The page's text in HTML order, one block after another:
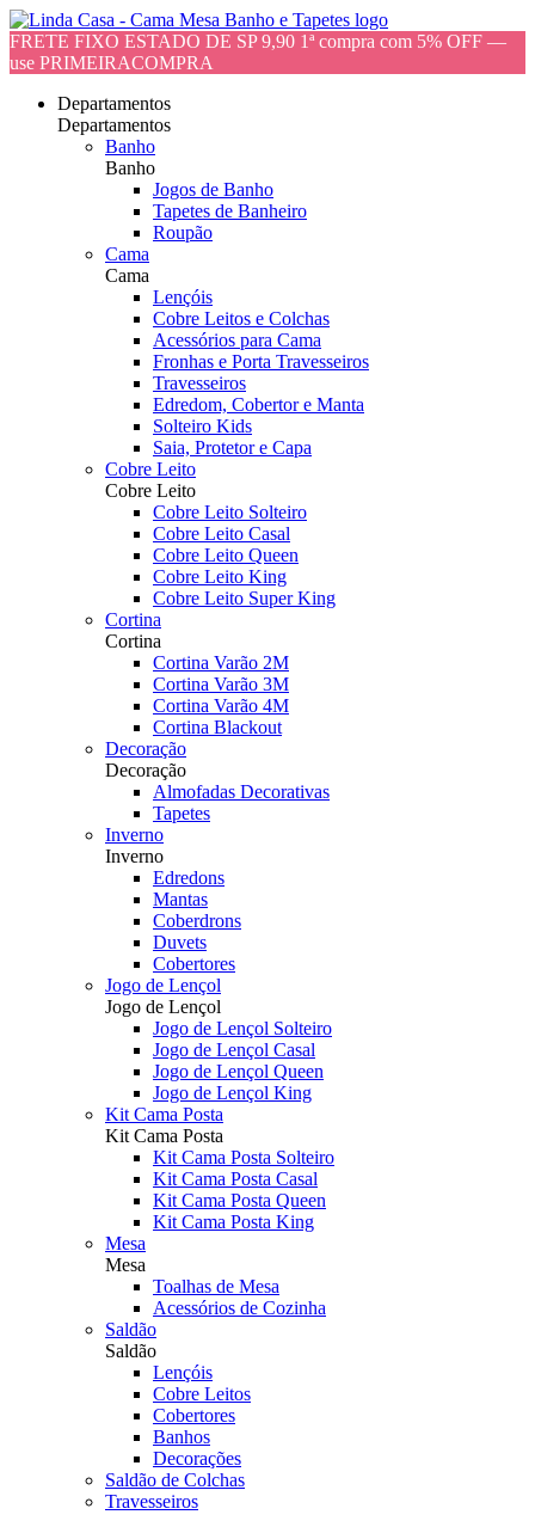
FRETE FIXO ESTADO DE SP 9,90 1ª compra com 5% OFF —
use PRIMEIRACOMPRA
Departamentos
Departamentos
Banho
Banho
Jogos de Banho
Tapetes de Banheiro
Roupão
Cama
Cama
Lençóis
Cobre Leitos e Colchas
Acessórios para Cama
Fronhas e Porta Travesseiros
Travesseiros
Edredom, Cobertor e Manta
Solteiro Kids
Saia, Protetor e Capa
Cobre Leito
Cobre Leito
Cobre Leito Solteiro
Cobre Leito Casal
Cobre Leito Queen
Cobre Leito King
Cobre Leito Super King
Cortina
Cortina
Cortina Varão 2M
Cortina Varão 3M
Cortina Varão 4M
Cortina Blackout
Decoração
Decoração
Almofadas Decorativas
Tapetes
Inverno
Inverno
Edredons
Mantas
Coberdrons
Duvets
Cobertores
Jogo de Lençol
Jogo de Lençol
Jogo de Lençol Solteiro
Jogo de Lençol Casal
Jogo de Lençol Queen
Jogo de Lençol King
Kit Cama Posta
Kit Cama Posta
Kit Cama Posta Solteiro
Kit Cama Posta Casal
Kit Cama Posta Queen
Kit Cama Posta King
Mesa
Mesa
Toalhas de Mesa
Acessórios de Cozinha
Saldão
Saldão
Lençóis
Cobre Leitos
Cobertores
Banhos
Decorações
Saldão de Colchas
Travesseiros